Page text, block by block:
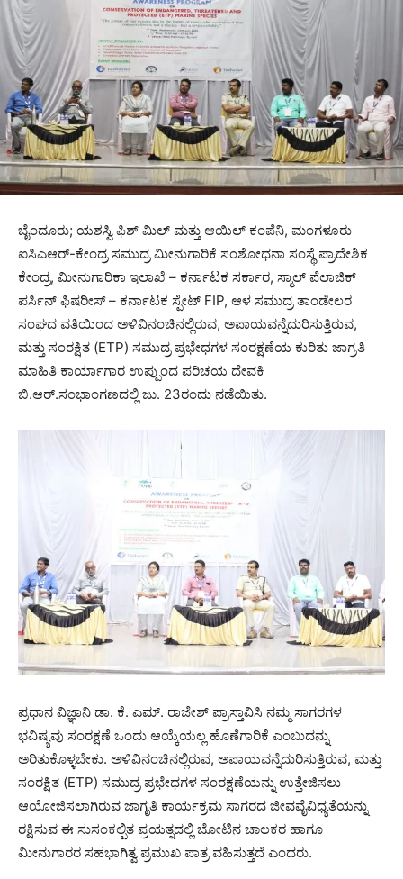
ಬೈಂದೂರು; ಯಶಸ್ವಿ ಫಿಶ್ ಮಿಲ್ ಮತ್ತು ಆಯಿಲ್ ಕಂಪೆನಿ, ಮಂಗಳೂರು
ಐಸಿಎಆರ್-ಕೇಂದ್ರ ಸಮುದ್ರ ಮೀನುಗಾರಿಕೆ ಸಂಶೋಧನಾ ಸಂಸ್ಥೆ ಪ್ರಾದೇಶಿಕ
ಕೇಂದ್ರ, ಮೀನುಗಾರಿಕಾ ಇಲಾಖೆ – ಕರ್ನಾಟಕ ಸರ್ಕಾರ, ಸ್ಮಾಲ್ ಪೆಲಾಜಿಕ್
ಪರ್ಸಿನ್ ಫಿಷರೀಸ್ – ಕರ್ನಾಟಕ ಸ್ಪೇಟ್ FIP, ಆಳ ಸಮುದ್ರ ತಾಂಡೇಲರ
ಸಂಘದ ವತಿಯಿಂದ ಅಳಿವಿನಂಚಿನಲ್ಲಿರುವ, ಅಪಾಯವನ್ನೆದುರಿಸುತ್ತಿರುವ,
ಮತ್ತು ಸಂರಕ್ಷಿತ (ETP) ಸಮುದ್ರ ಪ್ರಭೇಧಗಳ ಸಂರಕ್ಷಣೆಯ ಕುರಿತು ಜಾಗ್ರತಿ
ಮಾಹಿತಿ ಕಾರ್ಯಾಗಾರ ಉಪ್ಪುಂದ ಪರಿಚಯ ದೇವಕಿ
ಬಿ.ಆರ್.ಸಂಭಾಂಗಣದಲ್ಲಿ ಜು. 23ರಂದು ನಡೆಯಿತು.
ಪ್ರಧಾನ ವಿಜ್ಞಾನಿ ಡಾ. ಕೆ. ಎಮ್. ರಾಜೇಶ್ ಪ್ರಾಸ್ತಾವಿಸಿ ನಮ್ಮ ಸಾಗರಗಳ
ಭವಿಷ್ಯವು ಸಂರಕ್ಷಣೆ ಒಂದು ಆಯ್ಕೆಯಲ್ಲ ಹೊಣೆಗಾರಿಕೆ ಎಂಬುದನ್ನು
ಅರಿತುಕೊಳ್ಳಬೇಕು. ಅಳಿವಿನಂಚಿನಲ್ಲಿರುವ, ಅಪಾಯವನ್ನೆದುರಿಸುತ್ತಿರುವ, ಮತ್ತು
ಸಂರಕ್ಷಿತ (ETP) ಸಮುದ್ರ ಪ್ರಭೇಧಗಳ ಸಂರಕ್ಷಣೆಯನ್ನು ಉತ್ತೇಜಿಸಲು
ಆಯೋಜಿಸಲಾಗಿರುವ ಜಾಗೃತಿ ಕಾರ್ಯಕ್ರಮ ಸಾಗರದ ಜೀವವೈವಿಧ್ಯತೆಯನ್ನು
ರಕ್ಷಿಸುವ ಈ ಸುಸಂಕಲ್ಪಿತ ಪ್ರಯತ್ನದಲ್ಲಿ ಬೋಟಿನ ಚಾಲಕರ ಹಾಗೂ
ಮೀನುಗಾರರ ಸಹಭಾಗಿತ್ವ ಪ್ರಮುಖ ಪಾತ್ರ ವಹಿಸುತ್ತದೆ ಎಂದರು.